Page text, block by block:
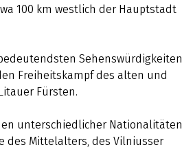
100 km westlich der Hauptstadt
Sehenswürdigkeiten
Freiheitskampf des alten und
Fürsten.
unterschiedlicher Nationalitäten
des Mittelalters, des Vilniusser